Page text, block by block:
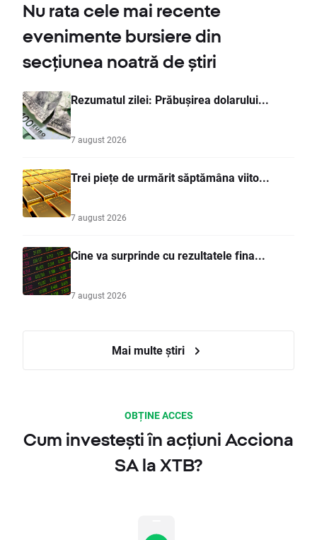
Nu rata cele mai recente
evenimente bursiere din
secțiunea noatră de știri
Rezumatul zilei: Prăbușirea dolarului...
7 august 2026
Trei piețe de urmărit săptămâna viito...
7 august 2026
Cine va surprinde cu rezultatele fina...
7 august 2026
Mai multe știri
OBȚINE ACCES
Cum investești în acțiuni Acciona
SA la XTB?